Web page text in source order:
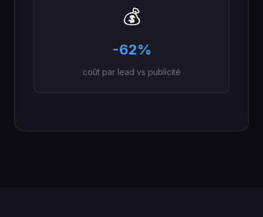
💰
-62%
coût par lead vs publicité